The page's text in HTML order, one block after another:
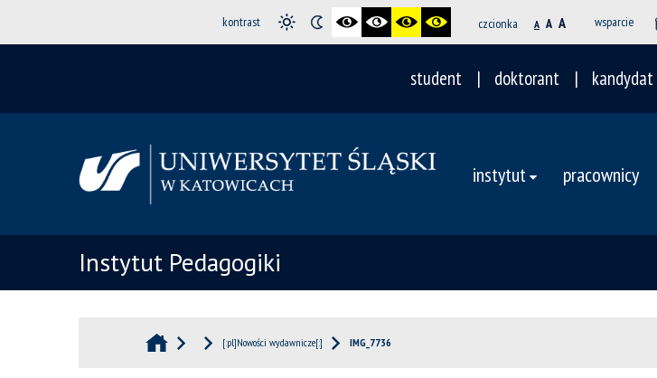
kontrast czcionka A A A wsparcie
student doktorant kandydat
instytut pracownicy
Instytut Pedagogiki
[:pl]Nowości wydawnicze[:] IMG_7736